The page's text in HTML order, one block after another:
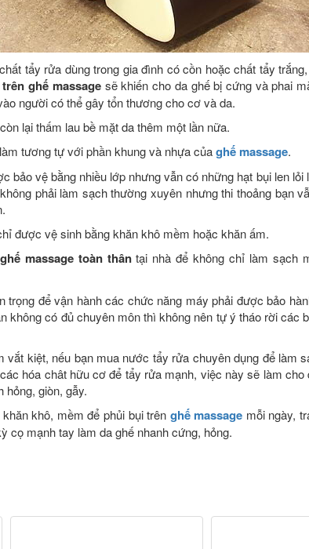
tẩy rửa dùng trong gia đình có cồn hoặc chất tẩy
ghế massagesẽ khiến cho da ghế bị cứng và phai
người có thể gây tổn thương cho cơ và da.
lại thấm lau bề mặt da thêm một lần nữa.
tương tự với phần khung và nhựa củaghế massage.
bảo vệ bằng nhiều lớp nhưng vẫn có những hạt bụi len
phải làm sạch thường xuyên nhưng thi thoảng bạn
được vệ sinh bằng khăn khô mềm hoặc khăn ấm.
massage toàn thântại nhà để không chỉ làm sạch
trọng để vận hành các chức năng máy phải được bảo
không có đủ chuyên môn thì không nên tự ý tháo rời các
kiệt, nếu bạn mua nước tẩy rửa chuyên dụng để làm
hóa chât hữu cơ để tẩy rửa mạnh, việc này sẽ làm cho
hỏng, giòn, gẫy.
khô, mềm để phủi bụi trên ghế massage mỗi ngày,
cọ mạnh tay làm da ghế nhanh cứng, hỏng.